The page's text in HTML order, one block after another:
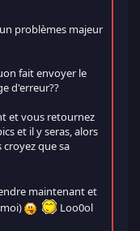
problèmes majeur
fait envoyer le
d'erreur??
et vous retournez
et il y seras, alors
croyez que sa
maintenant et
Loo0ol